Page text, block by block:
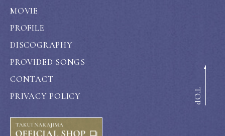
MOVIE
PROFILE
DISCOGRAPHY
PROVIDED SONGS
CONTACT
PRIVACY POLICY
TOP